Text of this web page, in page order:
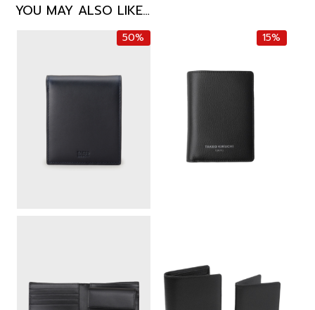
YOU MAY ALSO LIKE…
50% 15%